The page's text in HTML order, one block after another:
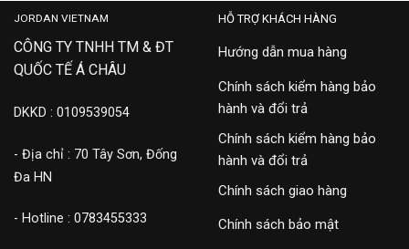
JORDAN VIETNAM
CÔNG TY TNHH TM & ĐT
QUỐC TẾ Á CHÂU
DKKD : 0109539054
- Địa chỉ : 70 Tây Sơn, Đống
Đa HN
- Hotline : 0783455333
HỖ TRỢ KHÁCH HÀNG
Hướng dẫn mua hàng
Chính sách kiểm hàng bảo
hành và đổi trả
Chính sách kiểm hàng bảo
hành và đổi trả
Chính sách giao hàng
Chính sách bảo mật